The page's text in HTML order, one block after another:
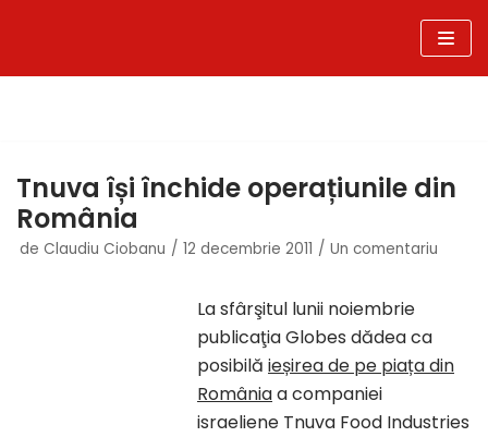
Tnuva își închide operațiunile din
România
de Claudiu Ciobanu 12 decembrie 2011 Un comentariu
La sfârşitul lunii noiembrie
publicaţia Globes dădea ca
posibilă ieșirea de pe piața din
Româniaa companiei
israeliene Tnuva Food Industries